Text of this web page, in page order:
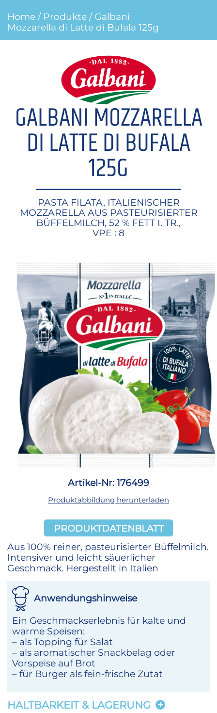
Home / Produkte / Galbani
Mozzarella di Latte di Bufala 125g
GALBANI MOZZARELLA
DI LATTE DI BUFALA
125G
PASTA FILATA, ITALIENISCHER
MOZZARELLA AUS PASTEURISIERTER
BÜFFELMILCH, 52 % FETT I. TR.,
VPE : 8
Artikel-Nr: 176499
Produktabbildung herunterladen
PRODUKTDATENBLATT
Aus 100% reiner, pasteurisierter Büffelmilch.
Intensiver und leicht säuerlicher
Geschmack. Hergestellt in Italien
Anwendungshinweise
Ein Geschmackserlebnis für kalte und
warme Speisen:
– als Topping für Salat
– als aromatischer Snackbelag oder
Vorspeise auf Brot
– für Burger als fein-frische Zutat
HALTBARKEIT & LAGERUNG